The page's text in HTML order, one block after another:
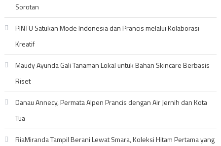
Sorotan
PINTU Satukan Mode Indonesia dan Prancis melalui Kolaborasi
Kreatif
Maudy Ayunda Gali Tanaman Lokal untuk Bahan Skincare Berbasis
Riset
Danau Annecy, Permata Alpen Prancis dengan Air Jernih dan Kota
Tua
RiaMiranda Tampil Berani Lewat Smara, Koleksi Hitam Pertama yang